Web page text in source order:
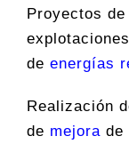
Proyectos
de energías
Realización
de mejorade